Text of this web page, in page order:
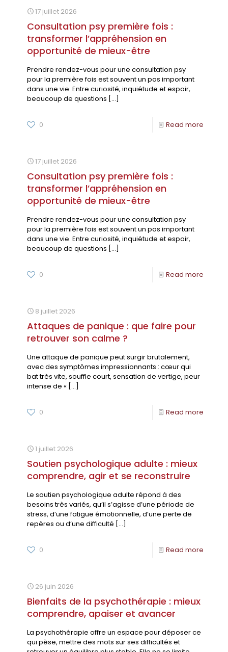
17 juillet 2026
Consultation psy première fois :
transformer l’appréhension en
opportunité de mieux-être
Prendre rendez-vous pour une consultation psy
pour la première fois est souvent un pas important
dans une vie. Entre curiosité, inquiétude et espoir,
beaucoup de questions […]
0 Read more
17 juillet 2026
Consultation psy première fois :
transformer l’appréhension en
opportunité de mieux-être
Prendre rendez-vous pour une consultation psy
pour la première fois est souvent un pas important
dans une vie. Entre curiosité, inquiétude et espoir,
beaucoup de questions […]
0 Read more
8 juillet 2026
Attaques de panique : que faire pour
retrouver son calme ?
Une attaque de panique peut surgir brutalement,
avec des symptômes impressionnants : cœur qui
bat très vite, souffle court, sensation de vertige, peur
intense de « […]
0 Read more
1 juillet 2026
Soutien psychologique adulte : mieux
comprendre, agir et se reconstruire
Le soutien psychologique adulte répond à des
besoins très variés, qu’il s’agisse d’une période de
stress, d’une fatigue émotionnelle, d’une perte de
repères ou d’une difficulté […]
0 Read more
26 juin 2026
Bienfaits de la psychothérapie : mieux
comprendre, apaiser et avancer
La psychothérapie offre un espace pour déposer ce
qui pèse, mettre des mots sur ses difficultés et